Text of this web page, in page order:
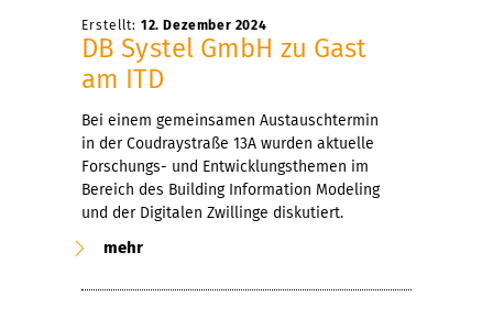
Erstellt: 12. Dezember 2024
DB Systel GmbH zu Gast
am ITD
Bei einem gemeinsamen Austauschtermin
in der Coudraystraße 13A wurden aktuelle
Forschungs- und Entwicklungsthemen im
Bereich des Building Information Modeling
und der Digitalen Zwillinge diskutiert.
mehr